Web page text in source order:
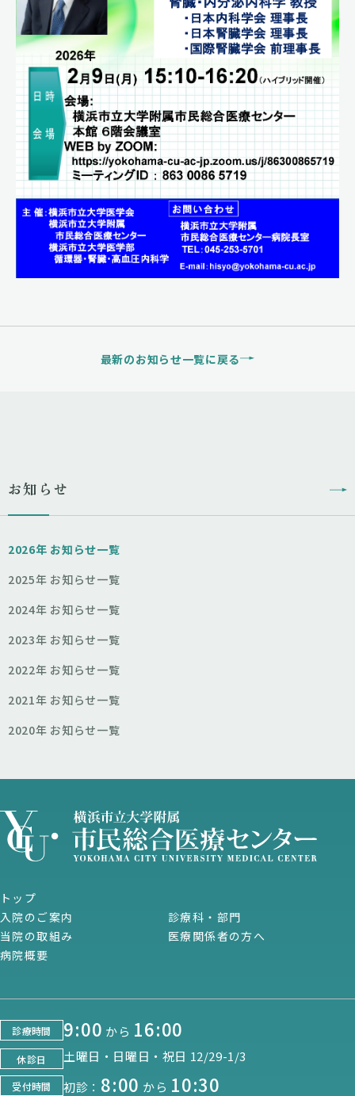
最新のお知らせ一覧に戻る
お知らせ
2026年 お知らせ一覧
2025年 お知らせ一覧
2024年 お知らせ一覧
2023年 お知らせ一覧
2022年 お知らせ一覧
2021年 お知らせ一覧
2020年 お知らせ一覧
トップ
入院のご案内
診療科・部門
当院の取組み
医療関係者の方へ
病院概要
診療時間 9:00 から 16:00
休診日 土曜日・日曜日・祝日 12/29-1/3
受付時間 初診： 8:00 から 10:30